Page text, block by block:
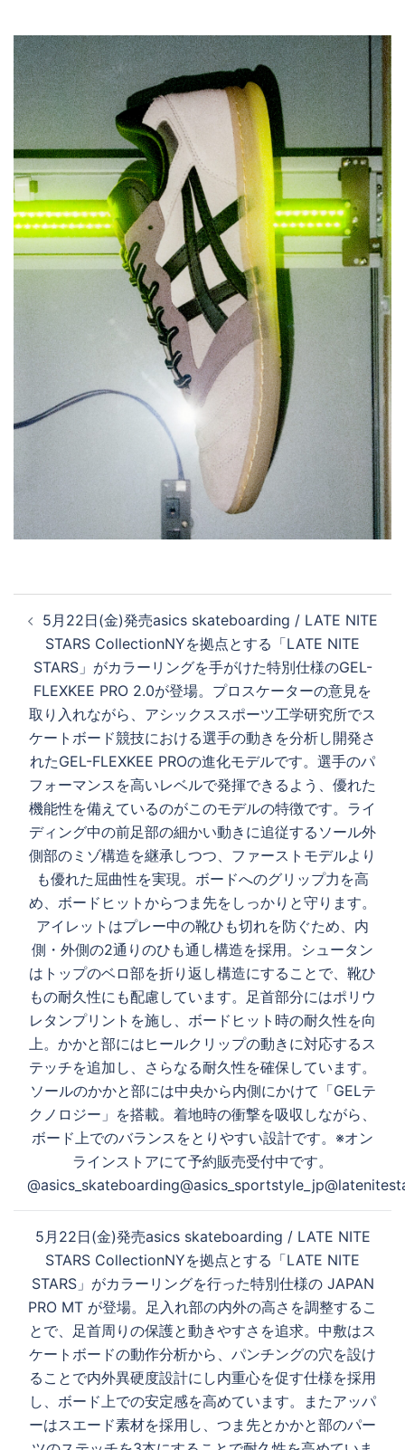
稿
ビ
ゲ
ー
シ
ョ
ン
5月22日(金)発売asics skateboarding / LATE NITE
STARS CollectionNYを拠点とする「LATE NITE
STARS」がカラーリングを手がけた特別仕様のGEL-
FLEXKEE PRO 2.0が登場。プロスケーターの意見を
取り入れながら、アシックススポーツ工学研究所でス
ケートボード競技における選手の動きを分析し開発さ
れたGEL-FLEXKEE PROの進化モデルです。選手のパ
フォーマンスを高いレベルで発揮できるよう、優れた
機能性を備えているのがこのモデルの特徴です。ライ
ディング中の前足部の細かい動きに追従するソール外
側部のミゾ構造を継承しつつ、ファーストモデルより
も優れた屈曲性を実現。ボードへのグリップ力を高
め、ボードヒットからつま先をしっかりと守ります。
アイレットはプレー中の靴ひも切れを防ぐため、内
側・外側の2通りのひも通し構造を採用。シュータン
はトップのベロ部を折り返し構造にすることで、靴ひ
もの耐久性にも配慮しています。足首部分にはポリウ
レタンプリントを施し、ボードヒット時の耐久性を向
上。かかと部にはヒールクリップの動きに対応するス
テッチを追加し、さらなる耐久性を確保しています。
ソールのかかと部には中央から内側にかけて「GELテ
クノロジー」を搭載。着地時の衝撃を吸収しながら、
ボード上でのバランスをとりやすい設計です。※オン
ラインストアにて予約販売受付中です。
5月22日(金)発売asics skateboarding / LATE NITE
STARS CollectionNYを拠点とする「LATE NITE
STARS」がカラーリングを行った特別仕様の JAPAN
PRO MT が登場。足入れ部の内外の高さを調整するこ
とで、足首周りの保護と動きやすさを追求。中敷はス
ケートボードの動作分析から、パンチングの穴を設け
ることで内外異硬度設計にし内重心を促す仕様を採用
し、ボード上での安定感を高めています。またアッパ
ーはスエード素材を採用し、つま先とかかと部のパー